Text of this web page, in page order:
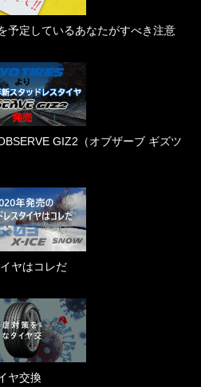
予定しているあなたがすべき注意
GIZ2（オブザーブ ギズツ
ヤはコレだ
ヤ交換